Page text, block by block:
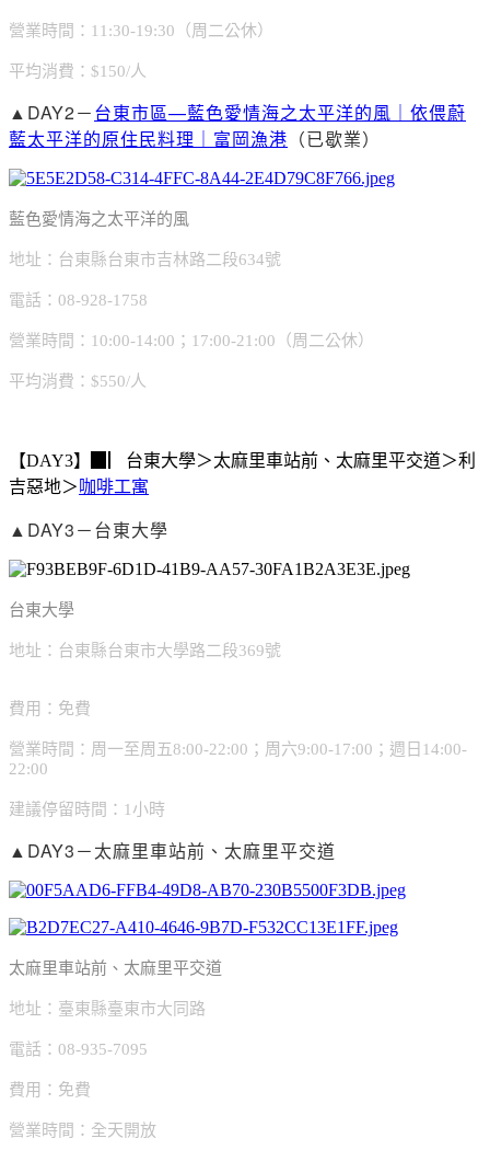
營業時間：11:30-19:30（周二公休）
平均消費：$150/人
▲DAY2－台東市區—藍色愛情海之太平洋的風｜依偎蔚
藍太平洋的原住民料理｜富岡漁港 （已歇業）
藍色愛情海之太平洋的風
地址：台東縣台東市吉林路二段634號
電話：08-928-1758
營業時間：10:00-14:00；17:00-21:00（周二公休）
平均消費：$550/人
【DAY3】▉▏台東大學＞太麻里車站前、太麻里平交道＞利
吉惡地＞ 咖啡工寓
▲DAY3－台東大學
台東大學
地址：台東縣台東市大學路二段369號
費用：免費
營業時間：周一至周五8:00-22:00；周六9:00-17:00；週日14:00-
22:00
建議停留時間：1小時
▲DAY3－太麻里車站前、太麻里平交道
太麻里車站前、太麻里平交道
地址：臺東縣臺東市大同路
電話：08-935-7095
費用：免費
營業時間：全天開放